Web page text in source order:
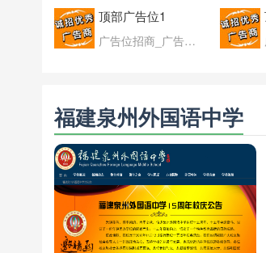
顶部广告位1
广告位招商_广告位待售
福建泉州外国语中学